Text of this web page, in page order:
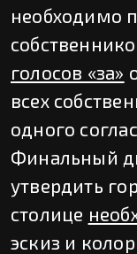
необходимо
голосов «за»
всех
одного
Финальный
утвердить
столице
эскиз и